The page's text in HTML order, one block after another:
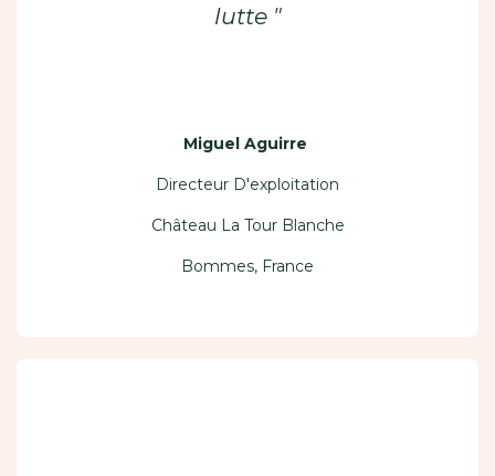
lutte "
Miguel Aguirre
Directeur D'exploitation
Château La Tour Blanche
Bommes, France